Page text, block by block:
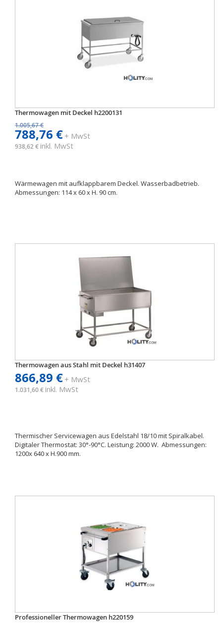
Thermowagen mit Deckel h2200131
1.005,67 €
788,76 €+ MwSt
938,62 € inkl. MwSt
Wärmewagen mit aufklappbarem Deckel. Wasserbadbetrieb.
Abmessungen: 114 x 60 x H. 90 cm.
Thermowagen aus Stahl mit Deckel h31407
866,89 €+ MwSt
1.031,60 € inkl. MwSt
Thermischer Servicewagen aus Edelstahl 18/10 mit Spiralkabel.
Digitaler Thermostat: 30°-90°C. Leistung: 2000 W. Abmessungen:
1200x 640 x H.900 mm.
Professioneller Thermowagen h220159